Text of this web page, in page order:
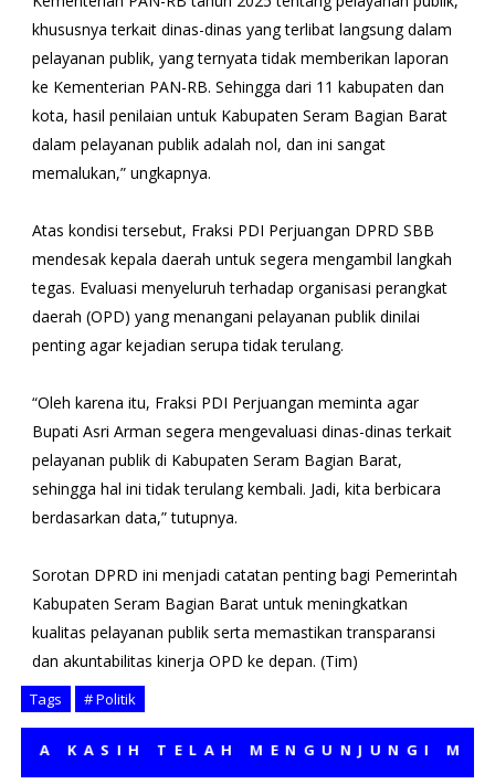
khususnya terkait dinas-dinas yang terlibat langsung dalam
pelayanan publik, yang ternyata tidak memberikan laporan
ke Kementerian PAN-RB. Sehingga dari 11 kabupaten dan
kota, hasil penilaian untuk Kabupaten Seram Bagian Barat
dalam pelayanan publik adalah nol, dan ini sangat
memalukan,” ungkapnya.
Atas kondisi tersebut, Fraksi PDI Perjuangan DPRD SBB
mendesak kepala daerah untuk segera mengambil langkah
tegas. Evaluasi menyeluruh terhadap organisasi perangkat
daerah (OPD) yang menangani pelayanan publik dinilai
penting agar kejadian serupa tidak terulang.
“Oleh karena itu, Fraksi PDI Perjuangan meminta agar
Bupati Asri Arman segera mengevaluasi dinas-dinas terkait
pelayanan publik di Kabupaten Seram Bagian Barat,
sehingga hal ini tidak terulang kembali. Jadi, kita berbicara
berdasarkan data,” tutupnya.
Sorotan DPRD ini menjadi catatan penting bagi Pemerintah
Kabupaten Seram Bagian Barat untuk meningkatkan
kualitas pelayanan publik serta memastikan transparansi
dan akuntabilitas kinerja OPD ke depan. (Tim)
Tags # Politik
TELAH MENGUNJUNGI MEDIA